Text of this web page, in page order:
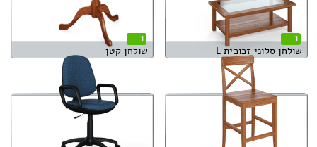
1
שולחן סלוני זכוכית L
1
שולחן קטן